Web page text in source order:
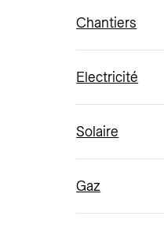
Chantiers
Electricité
Solaire
Gaz